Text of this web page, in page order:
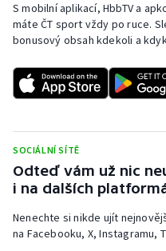
Ragby
Rychlobruslení
Rychlostní kanoistika
Short track
Sportovní střelba
S mobilní aplikací, HbbTV a
máte ČT sport vždy po ruce.
bonusový obsah kdekoli a
SOCIÁLNÍ SÍTĚ
Odteď vám už nic
i na dalších
Nenechte si nikde ujít
na Facebooku, X, Instagramu,